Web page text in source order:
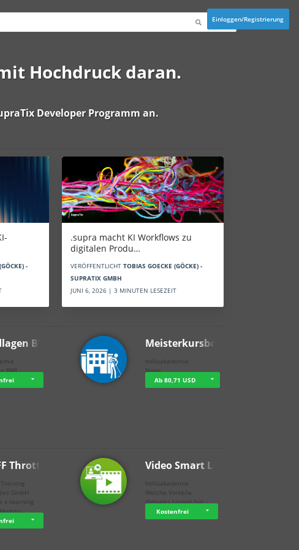
Einloggen/Registrierung
Hochdruck daran.
Developer Programm an.
-
.supra macht KI Workflows zu
digitalen Produ…
VERÖFFENTLICHT TOBIAS GOECKE (GÖCKE) -
SUPRATIX GMBH
JUNI 6, 2026 | 3 MINUTEN LESEZEIT
BWL
BWL
Meisterkursbegl…
holluakademie
None
Ab 80,71 USD
Throttle…
GmbH
e-learning
Video Smart Lea…
holluakademie
Welche Vorteile
digitales Lernen hat - …
Kostenfrei